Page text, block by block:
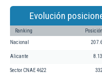
Evolución
Ranking
Nacional
Alicante
Sector CNAE 4622 332